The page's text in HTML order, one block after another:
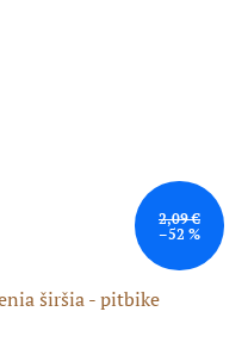
2,09 €
–52 %
širšia - pitbike